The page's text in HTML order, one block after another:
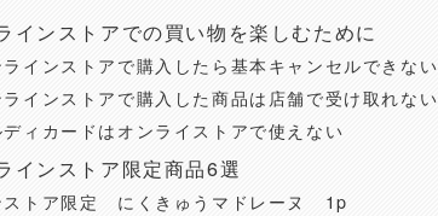
インストアでの買い物を楽しむために
インストアで購入したら基本キャンセルできない
インストアで購入した商品は店舗で受け取れない
ィカードはオンライストアで使えない
インストア限定商品6選
ストア限定 にくきゅうマドレーヌ 1p